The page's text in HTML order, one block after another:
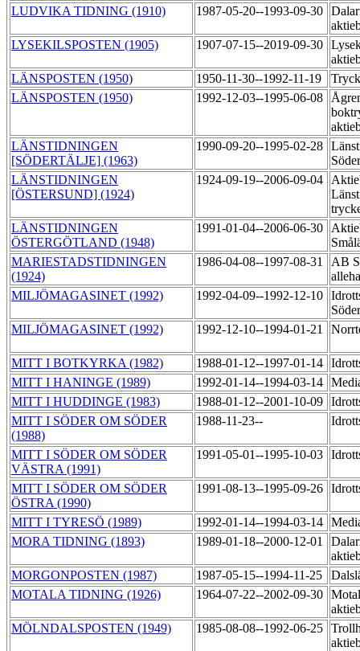
LUDVIKA TIDNING (1910) 1987-05-20--1993-09-30
LYSEKILSPOSTEN (1905)
1907-07-15--2019-09-30
LÄNSPOSTEN (1950)
1950-11-30--1992-11-19
LÄNSPOSTEN (1950)
1992-12-03--1995-06-08
LÄNSTIDNINGEN
[SÖDERTÄLJE] (1963)
1990-09-20--1995-02-28
LÄNSTIDNINGEN
[ÖSTERSUND] (1924)
1924-09-19--2006-09-04
LÄNSTIDNINGEN
ÖSTERGÖTLAND (1948)
1991-01-04--2006-06-30
MARIESTADSTIDNINGEN
(1924)
1986-04-08--1997-08-31
AB
MILJÖMAGASINET (1992)
1992-04-09--1992-12-10
MILJÖMAGASINET (1992)
1992-12-10--1994-01-21
MITT I BOTKYRKA (1982) 1988-01-12--1997-01-14
MITT I HANINGE (1989)
1992-01-14--1994-03-14
MITT I HUDDINGE (1983)
1988-01-12--2001-10-09
MITT I SÖDER OM SÖDER
(1988)
1988-11-23--
MITT I SÖDER OM SÖDER
VÄSTRA (1991)
1991-05-01--1995-10-03
MITT I SÖDER OM SÖDER
ÖSTRA (1990)
1991-08-13--1995-09-26
MITT I TYRESÖ (1989) 1992-01-14--1994-03-14
MORA TIDNING (1893)
1989-01-18--2000-12-01
MORGONPOSTEN (1987)
1987-05-15--1994-11-25
MOTALA TIDNING (1926)
1964-07-22--2002-09-30
MÖLNDALSPOSTEN (1949)
1985-08-08--1992-06-25